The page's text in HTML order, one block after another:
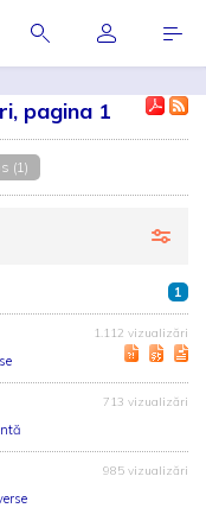
pagina 1
(1)
1
1.112 vizualizări
713 vizualizări
985 vizualizări